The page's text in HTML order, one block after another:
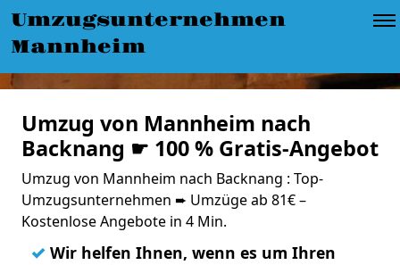
Umzugsunternehmen
Mannheim
Umzug von Mannheim nach
Backnang ☛ 100 % Gratis-Angebot
Umzug von Mannheim nach Backnang : Top-
Umzugsunternehmen ➨ Umzüge ab 81€ –
Kostenlose Angebote in 4 Min.
✓ Wir helfen Ihnen, wenn es um Ihren